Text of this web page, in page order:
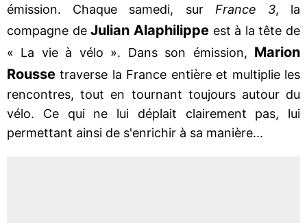
émission. Chaque samedi, sur France 3, la
compagne deJulian Alaphilippeest à la tête de
« La vie à vélo ». Dans son émission, Marion
Rousse traverse la France entière et multiplie les
rencontres, tout en tournant toujours autour du
vélo. Ce qui ne lui déplait clairement pas, lui
permettant ainsi de s'enrichir à sa manière...